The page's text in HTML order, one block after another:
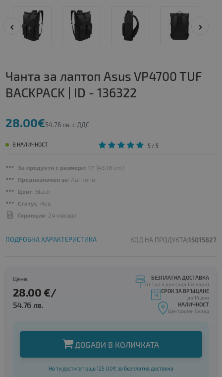
Чанта за лаптоп Asus VP4700 TUF
BACKPACK | ID - 136322
28.00€54.76 лв. с ДДС
В НАЛИЧНОСТ 5/ 5
За продукти с размери: 17" (43.18 cm)
Предназначен за: Лаптопи
Цвят: Black
Статус: Нов
Гаранция: 24 месеца
ПОДРОБНА ХАРАКТЕРИСТИКА КОД НА ПРОДУКТА:15015827
Цена:
28.00 €/
54.76 лв.
БЕЗПЛАТНА ДОСТАВКА
от 1 до 3 дни (над 153 евро)
СРОК ЗА ВРЪЩАНЕ
до 14 дни
НАЛИЧНОСТ
Централен Склад
ДОБАВИ В КОЛИЧКАТА
Не ти достигат още 125.00€ за безплатна доставка